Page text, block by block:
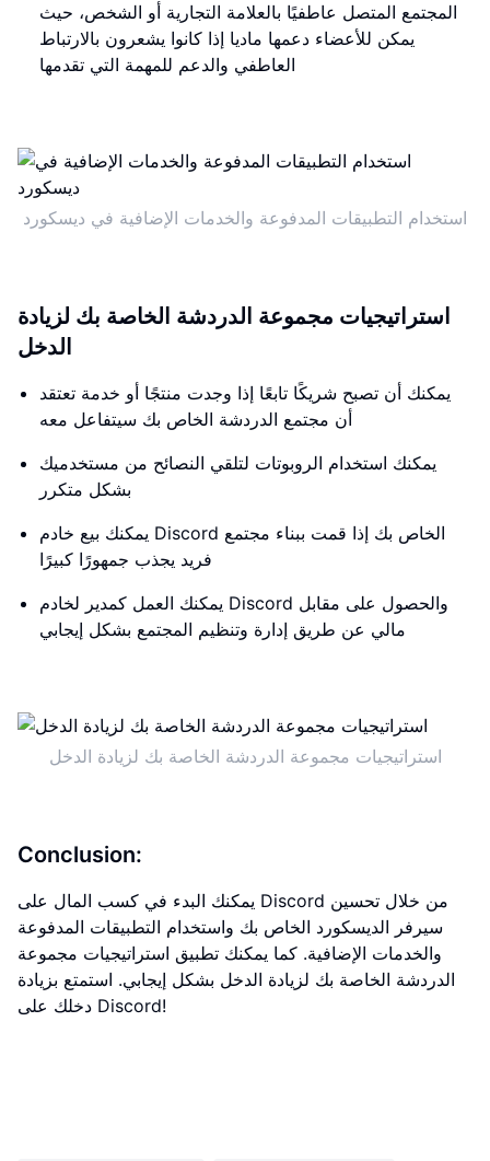
المجتمع المتصل عاطفيًا بالعلامة التجارية أو الشخص، حيث
يمكن للأعضاء دعمها ماديا إذا كانوا يشعرون بالارتباط
العاطفي والدعم للمهمة التي تقدمها
استخدام التطبيقات المدفوعة والخدمات الإضافية في ديسكورد
استراتيجيات مجموعة الدردشة الخاصة بك لزيادة
الدخل
يمكنك أن تصبح شريكًا تابعًا إذا وجدت منتجًا أو خدمة تعتقد
أن مجتمع الدردشة الخاص بك سيتفاعل معه
يمكنك استخدام الروبوتات لتلقي النصائح من مستخدميك
بشكل متكرر
يمكنك بيع خادم Discord الخاص بك إذا قمت ببناء مجتمع
فريد يجذب جمهورًا كبيرًا
يمكنك العمل كمدير لخادم Discord والحصول على مقابل
مالي عن طريق إدارة وتنظيم المجتمع بشكل إيجابي
استراتيجيات مجموعة الدردشة الخاصة بك لزيادة الدخل
Conclusion:
يمكنك البدء في كسب المال على Discord من خلال تحسين
سيرفر الديسكورد الخاص بك واستخدام التطبيقات المدفوعة
والخدمات الإضافية. كما يمكنك تطبيق استراتيجيات مجموعة
الدردشة الخاصة بك لزيادة الدخل بشكل إيجابي. استمتع بزيادة
دخلك على Discord!